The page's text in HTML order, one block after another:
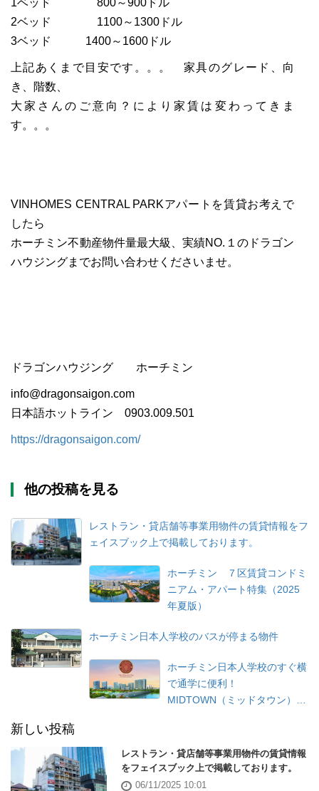
1ベッド 800～900ドル
2ベッド 1100～1300ドル
3ベッド 1400～1600ドル
上記あくまで目安です。。。 家具のグレード、向
き、階数、
大家さんのご意向？により家賃は変わってきま
す。。。
VINHOMES CENTRAL PARKアパートを賃貸お考えで
したら
ホーチミン不動産物件量最大級、実績NO.１のドラゴン
ハウジングまでお問い合わせくださいませ。
ドラゴンハウジング ホーチミン
info@dragonsaigon.com
日本語ホットライン 0903.009.501
https://dragonsaigon.com/
他の投稿を見る
レストラン・貸店舗等事業用物件の賃貸情報をフ
ェイスブック上で掲載しております。
ホーチミン ７区賃貸コンドミ
ニアム・アパート特集（2025
年夏版）
ホーチミン日本人学校のバスが停まる物件
ホーチミン日本人学校のすぐ横
で通学に便利！
MIDTOWN（ミッドタウン）特
新しい投稿
レストラン・貸店舗等事業用物件の賃貸情報
をフェイスブック上で掲載しております。
06/11/2025 10:01